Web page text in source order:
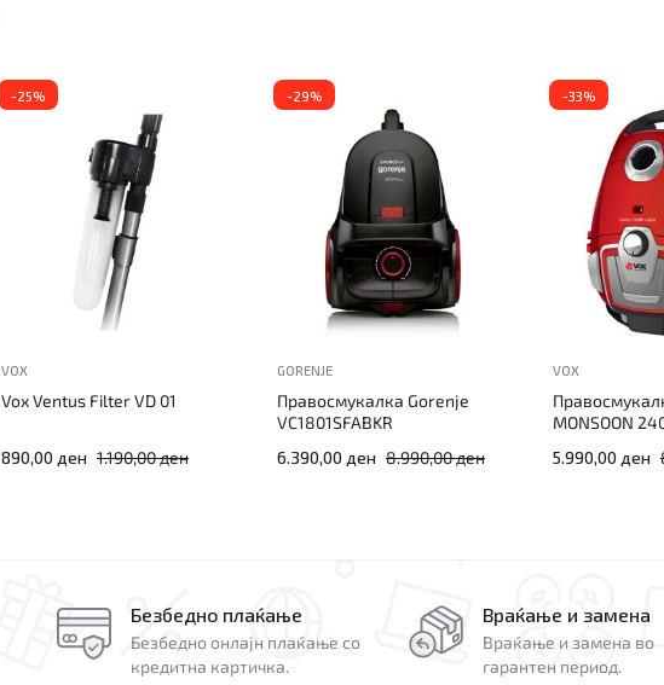
-25%
VOX
Vox Ventus Filter VD 01
890,00 ден 1.190,00ден
-29%
GORENJE
Правосмукалка Gorenje
VC1801SFABKR
6.390,00 ден 8.990,00ден
-33%
VOX
MONSOON
5.990,00 ден
Безбедно плаќање
Безбедно онлајн плаќање со
кредитна картичка.
Враќање и замена
Враќање и замена во
гарантен период.